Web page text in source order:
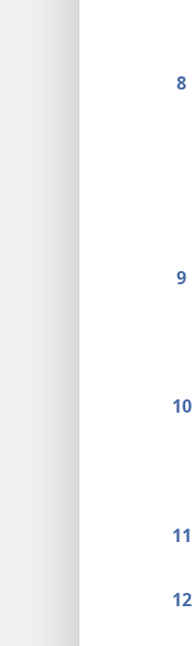
8
9
10
11
12